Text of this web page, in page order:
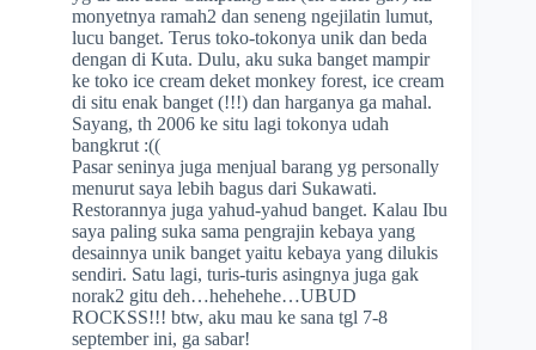
monyetnya ramah2 dan seneng ngejilatin lumut,
lucu banget. Terus toko-tokonya unik dan beda
dengan di Kuta. Dulu, aku suka banget mampir
ke toko ice cream deket monkey forest, ice cream
di situ enak banget (!!!) dan harganya ga mahal.
Sayang, th 2006 ke situ lagi tokonya udah
bangkrut :((
Pasar seninya juga menjual barang yg personally
menurut saya lebih bagus dari Sukawati.
Restorannya juga yahud-yahud banget. Kalau Ibu
saya paling suka sama pengrajin kebaya yang
desainnya unik banget yaitu kebaya yang dilukis
sendiri. Satu lagi, turis-turis asingnya juga gak
norak2 gitu deh…hehehehe…UBUD
ROCKSS!!! btw, aku mau ke sana tgl 7-8
september ini, ga sabar!